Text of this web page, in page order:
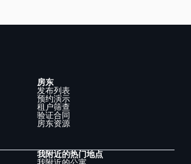
房东
发布列表
预约演示
租户筛查
验证合同
房东资源
我附近的热门地点